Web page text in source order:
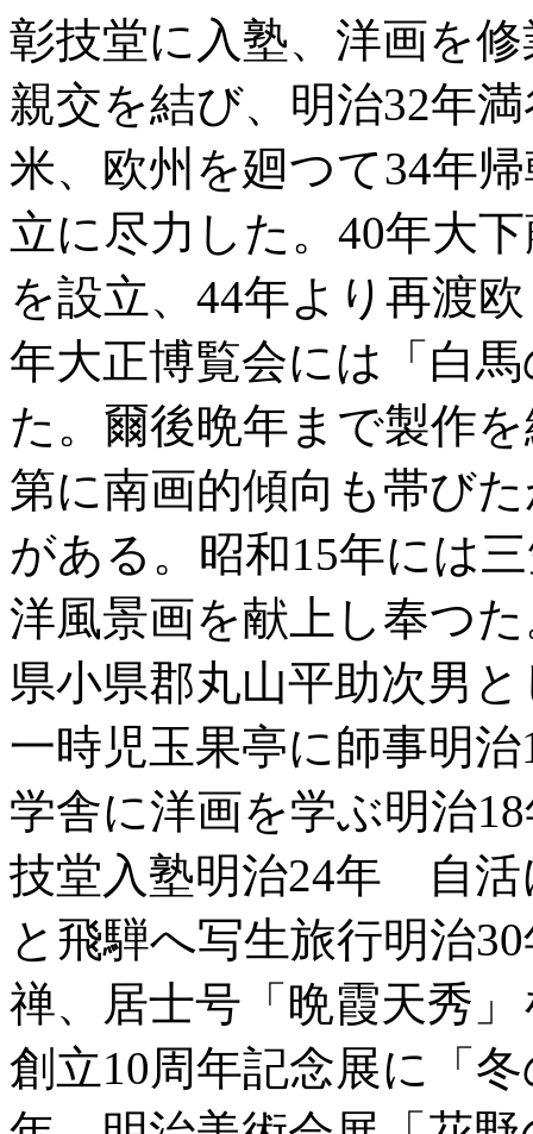
彰技堂に入塾、洋画を
親交を結び、明治32年
米、欧州を廻つて34年
立に尽力した。40年大
を設立、44年より再渡
年大正博覧会には「白
た。爾後晩年まで製作
第に南画的傾向も帯び
がある。昭和15年には
洋風景画を献上し奉つ
県小県郡丸山平助次男
一時児玉果亭に師事明
学舎に洋画を学ぶ明治
技堂入塾明治24年 自
と飛騨へ写生旅行明治
禅、居士号「晩霞天秀
創立10周年記念展に「